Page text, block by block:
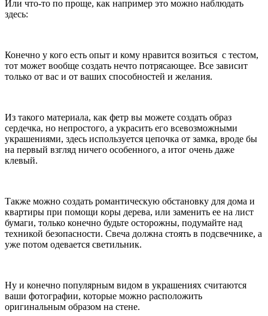
Или что-то по проще, как например это можно наблюдать
здесь:
Конечно у кого есть опыт и кому нравится возиться с тестом,
тот может вообще создать нечто потрясающее. Все зависит
только от вас и от ваших способностей и желания.
Из такого материала, как фетр вы можете создать образ
сердечка, но непростого, а украсить его всевозможными
украшениями, здесь используется цепочка от замка, вроде бы
на первый взгляд ничего особенного, а итог очень даже
клевый.
Также можно создать романтическую обстановку для дома и
квартиры при помощи коры дерева, или заменить ее на лист
бумаги, только конечно будьте осторожны, подумайте над
техникой безопасности. Свеча должна стоять в подсвечнике, а
уже потом одевается светильник.
Ну и конечно популярным видом в украшениях считаются
ваши фотографии, которые можно расположить
оригинальным образом на стене.